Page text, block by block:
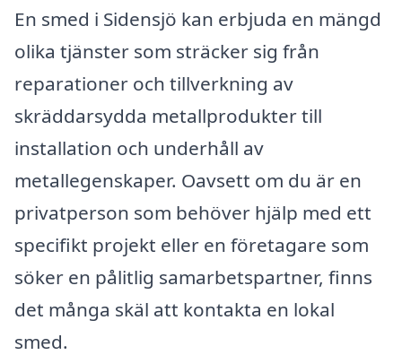
En smed i Sidensjö kan erbjuda en mängd
olika tjänster som sträcker sig från
reparationer och tillverkning av
skräddarsydda metallprodukter till
installation och underhåll av
metallegenskaper. Oavsett om du är en
privatperson som behöver hjälp med ett
specifikt projekt eller en företagare som
söker en pålitlig samarbetspartner, finns
det många skäl att kontakta en lokal
smed.